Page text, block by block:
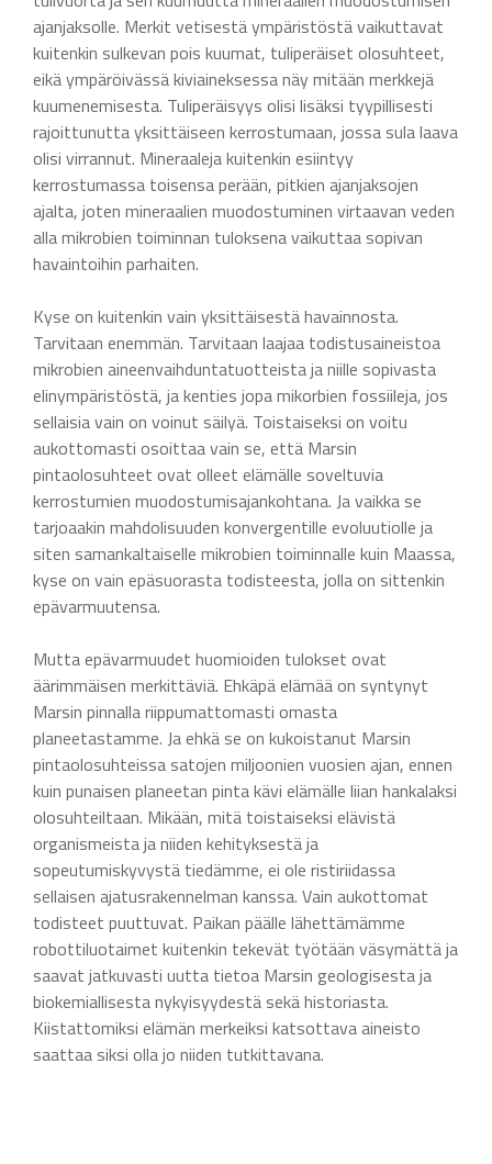
ajanjaksolle. Merkit vetisestä ympäristöstä vaikuttavat
kuitenkin sulkevan pois kuumat, tuliperäiset olosuhteet,
eikä ympäröivässä kiviaineksessa näy mitään merkkejä
kuumenemisesta. Tuliperäisyys olisi lisäksi tyypillisesti
rajoittunutta yksittäiseen kerrostumaan, jossa sula laava
olisi virrannut. Mineraaleja kuitenkin esiintyy
kerrostumassa toisensa perään, pitkien ajanjaksojen
ajalta, joten mineraalien muodostuminen virtaavan veden
alla mikrobien toiminnan tuloksena vaikuttaa sopivan
havaintoihin parhaiten.
Kyse on kuitenkin vain yksittäisestä havainnosta.
Tarvitaan enemmän. Tarvitaan laajaa todistusaineistoa
mikrobien aineenvaihduntatuotteista ja niille sopivasta
elinympäristöstä, ja kenties jopa mikorbien fossiileja, jos
sellaisia vain on voinut säilyä. Toistaiseksi on voitu
aukottomasti osoittaa vain se, että Marsin
pintaolosuhteet ovat olleet elämälle soveltuvia
kerrostumien muodostumisajankohtana. Ja vaikka se
tarjoaakin mahdolisuuden konvergentille evoluutiolle ja
siten samankaltaiselle mikrobien toiminnalle kuin Maassa,
kyse on vain epäsuorasta todisteesta, jolla on sittenkin
epävarmuutensa.
Mutta epävarmuudet huomioiden tulokset ovat
äärimmäisen merkittäviä. Ehkäpä elämää on syntynyt
Marsin pinnalla riippumattomasti omasta
planeetastamme. Ja ehkä se on kukoistanut Marsin
pintaolosuhteissa satojen miljoonien vuosien ajan, ennen
kuin punaisen planeetan pinta kävi elämälle liian hankalaksi
olosuhteiltaan. Mikään, mitä toistaiseksi elävistä
organismeista ja niiden kehityksestä ja
sopeutumiskyvystä tiedämme, ei ole ristiriidassa
sellaisen ajatusrakennelman kanssa. Vain aukottomat
todisteet puuttuvat. Paikan päälle lähettämämme
robottiluotaimet kuitenkin tekevät työtään väsymättä ja
saavat jatkuvasti uutta tietoa Marsin geologisesta ja
biokemiallisesta nykyisyydestä sekä historiasta.
Kiistattomiksi elämän merkeiksi katsottava aineisto
saattaa siksi olla jo niiden tutkittavana.